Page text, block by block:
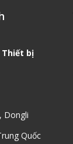
Thiết bị
Dongli
Quốc